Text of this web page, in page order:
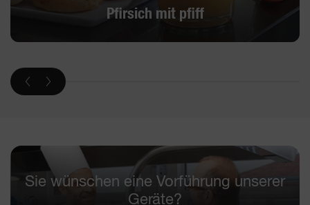
Pfirsich mit pfiff
Sie wünschen eine Vorführung unserer
Geräte?